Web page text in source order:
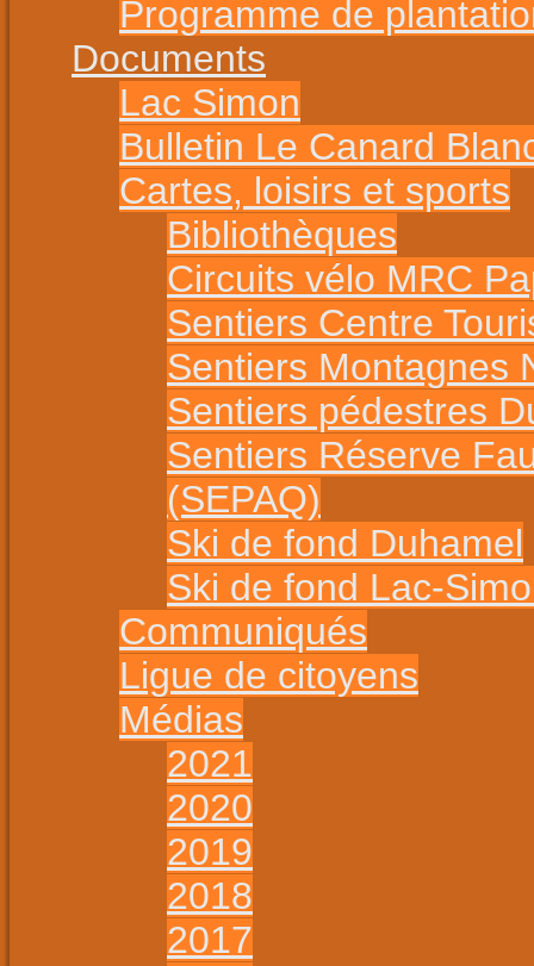
Programme de
Documents
Lac Simon
Bulletin Le Canard
Cartes, loisirs et sports
Bibliothèques
Circuits vélo MRC
Sentiers Centre
Sentiers Montagnes
Sentiers pédestres
Sentiers Réserve
(SEPAQ)
Ski de fond Duhamel
Ski de fond Lac-
Communiqués
Ligue de citoyens
Médias
2021
2020
2019
2018
2017